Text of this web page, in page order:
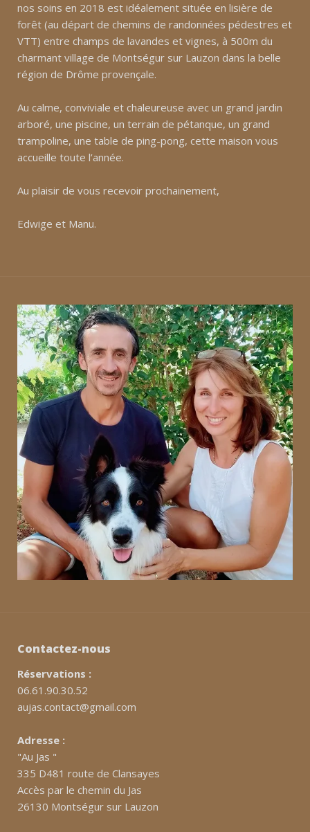
nos soins en 2018 est idéalement située en lisière de
forêt (au départ de chemins de randonnées pédestres et
VTT) entre champs de lavandes et vignes, à 500m du
charmant village de Montségur sur Lauzon dans la belle
région de Drôme provençale.
Au calme, conviviale et chaleureuse avec un grand jardin
arboré, une piscine, un terrain de pétanque, un grand
trampoline, une table de ping-pong, cette maison vous
accueille toute l’année.
Au plaisir de vous recevoir prochainement,
Edwige et Manu.
Contactez-nous
Réservations :
06.61.90.30.52
aujas.contact@gmail.com
Adresse :
"Au Jas "
335 D481 route de Clansayes
Accès par le chemin du Jas
26130 Montségur sur Lauzon